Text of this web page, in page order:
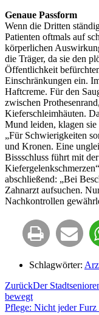
Genaue Passform
Wenn die Dritten
Patienten oftmals auf
körperlichen
die Träger, da sie den
Öffentlichkeit
Einschränkungen ein.
Haftcreme. Für den
zwischen
Kieferschleimhäuten.
Mund leiden, klagen
„Für Schwierigkeiten
und Kronen. Eine
Bissschluss führt mit
abschließend: „Bei
Zahnarzt aufsuchen.
Nachkontrollen
Schlagwörter:
ZurückDer
bewegt
Pflege: Nicht jeder